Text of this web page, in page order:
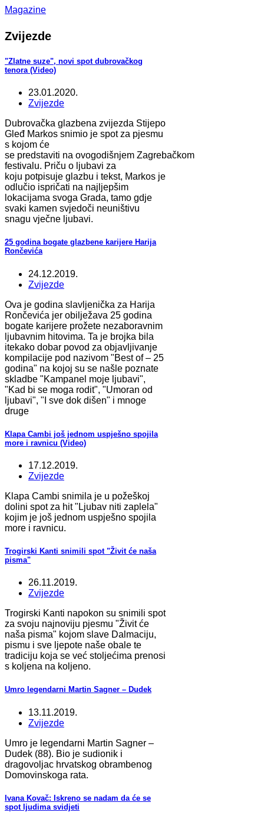
Magazine
Zvijezde
"Zlatne suze", novi spot dubrovačkog
tenora (Video)
23.01.2020.
Zvijezde
Dubrovačka glazbena zvijezda Stijepo
Gleđ Markos snimio je spot za pjesmu
s kojom će
se predstaviti na ovogodišnjem Zagrebačkom
festivalu. Priču o ljubavi za
koju potpisuje glazbu i tekst, Markos je
odlučio ispričati na najljepšim
lokacijama svoga Grada, tamo gdje
svaki kamen svjedoči neuništivu
snagu vječne ljubavi.
25 godina bogate glazbene karijere Harija
Rončevića
24.12.2019.
Zvijezde
Ova je godina slavljenička za Harija
Rončevića jer obilježava 25 godina
bogate karijere prožete nezaboravnim
ljubavnim hitovima. Ta je brojka bila
itekako dobar povod za objavljivanje
kompilacije pod nazivom "Best of – 25
godina" na kojoj su se našle poznate
skladbe "Kampanel moje ljubavi",
"Kad bi se moga rodit", "Umoran od
ljubavi", "I sve dok dišen" i mnoge
druge
Klapa Cambi još jednom uspješno spojila
more i ravnicu (Video)
17.12.2019.
Zvijezde
Klapa Cambi snimila je u požeškoj
dolini spot za hit "Ljubav niti zaplela"
kojim je još jednom uspješno spojila
more i ravnicu.
Trogirski Kanti snimili spot "Živit će naša
pisma"
26.11.2019.
Zvijezde
Trogirski Kanti napokon su snimili spot
za svoju najnoviju pjesmu "Živit će
naša pisma" kojom slave Dalmaciju,
pismu i sve ljepote naše obale te
tradiciju koja se već stoljećima prenosi
s koljena na koljeno.
Umro legendarni Martin Sagner – Dudek
13.11.2019.
Zvijezde
Umro je legendarni Martin Sagner –
Dudek (88). Bio je sudionik i
dragovoljac hrvatskog obrambenog
Domovinskoga rata.
Ivana Kovač: Iskreno se nadam da će se
spot ljudima svidjeti